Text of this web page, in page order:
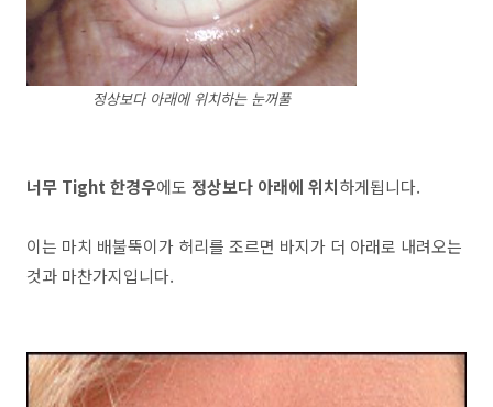
정상보다 아래에 위치하는 눈꺼풀
너무 Tight 한경우에도 정상보다 아래에 위치하게됩니다.
이는 마치 배불뚝이가 허리를 조르면 바지가 더 아래로 내려오는
것과 마찬가지입니다.